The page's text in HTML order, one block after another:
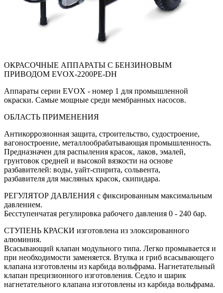
ОКРАСОЧНЫЕ АППАРАТЫ С БЕНЗИНОВЫМ
ПРИВОДОМ EVOX-2200PE-DH
Аппараты серии EVOX - номер 1 для промышленной
окраски. Самые мощные среди мембранных насосов.
ОБЛАСТЬ ПРИМЕНЕНИЯ
Антикоррозионная защита, строительство, судостроение,
вагоностроение, металлообрабатывающая промышленность.
Предназначен для распыления красок, лаков, эмалей,
грунтовок средней и высокой вязкости на основе
разбавителей: воды, уайт-спирита, сольвента,
разбавителя для масляных красок, скипидара.
РЕГУЛЯТОР ДАВЛЕНИЯ с фиксированным максимальным
давлением.
Бесступенчатая регулировка рабочего давления 0 - 240 бар.
СТУПЕНЬ КРАСКИ изготовлена из элоксированного
алюминия.
Всасывающий клапан модульного типа. Легко промывается и
при необходимости заменяется. Втулка и гриб всасывающего
клапана изготовлены из карбида вольфрама. Нагнетательный
клапан прецизионного изготовления. Седло и шарик
нагнетательного клапана изготовлены из карбида вольфрама.